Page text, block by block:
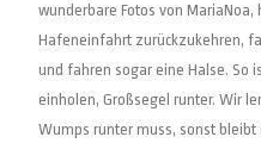
wunderbare Fotos von
Hafeneinfahrt zurückzukehren,
und fahren sogar eine Halse. So
einholen, Großsegel runter. Wir
Wumps runter muss, sonst bleibt